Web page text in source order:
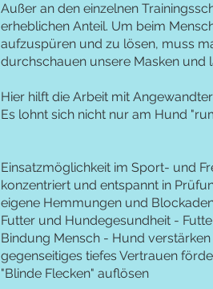
Außer an den einzelnen
erheblichen Anteil. Um beim
aufzuspüren und zu lösen, muss
durchschauen unsere Masken und
Hier hilft die Arbeit mit
Es lohnt sich nicht nur am Hund
Einsatzmöglichkeit im Sport- und
konzentriert und entspannt in
eigene Hemmungen und
Futter und Hundegesundheit -
Bindung Mensch - Hund verstärken
gegenseitiges tiefes Vertrauen
"Blinde Flecken" auflösen